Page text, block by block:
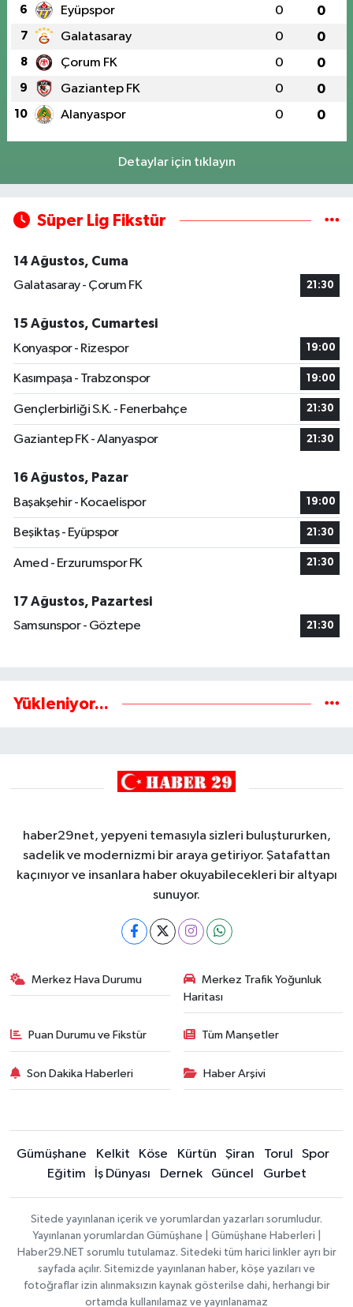
6 Eyüpspor 0 0
7 Galatasaray 0 0
8 Çorum FK 0 0
9 Gaziantep FK 0 0
10 Alanyaspor 0 0
Detaylar için tıklayın
Süper Lig Fikstür
14 Ağustos, Cuma
Galatasaray - Çorum FK
21:30
15 Ağustos, Cumartesi
Konyaspor - Rizespor
19:00
Kasımpaşa - Trabzonspor 19:00
Gençlerbirliği S.K. - Fenerbahçe 21:30
Gaziantep FK - Alanyaspor 21:30
16 Ağustos, Pazar
Başakşehir - Kocaelispor
19:00
Beşiktaş - Eyüpspor 21:30
Amed - Erzurumspor FK 21:30
17 Ağustos, Pazartesi
Samsunspor - Göztepe
21:30
Yükleniyor...
haber29net, yepyeni temasıyla sizleri buluştururken,
sadelik ve modernizmi bir araya getiriyor. Şatafattan
kaçınıyor ve insanlara haber okuyabilecekleri bir altyapı
sunuyor.
Merkez Hava Durumu
Merkez Trafik Yoğunluk
Haritası
Puan Durumu ve Fikstür Tüm Manşetler
Son Dakika Haberleri Haber Arşivi
Gümüşhane Kelkit Köse Kürtün Şiran Torul
Spor
Eğitim
İş Dünyası Dernek Güncel Gurbet
Sitede yayınlanan içerik ve yorumlardan yazarları sorumludur.
Yayınlanan yorumlardan Gümüşhane | Gümüşhane Haberleri |
Haber29.NET sorumlu tutulamaz. Sitedeki tüm harici linkler ayrı bir
sayfada açılır. Sitemizde yayınlanan haber, köşe yazıları ve
fotoğraflar izin alınmaksızın kaynak gösterilse dahi, herhangi bir
ortamda kullanılamaz ve yayınlanamaz